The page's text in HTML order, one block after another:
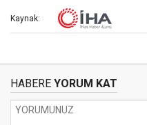
Kaynak:
HABERE YORUM KAT